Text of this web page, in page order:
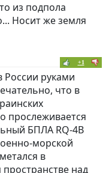
из подпола
Носит же земля
+1
России руками
что в
прослеживается
БПЛА RQ-4B
морской
в
над